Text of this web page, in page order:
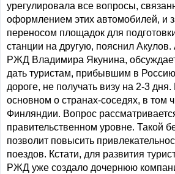
урегулировала все вопросы,
оформлением этих автомобилей, и
переносом площадок для
станции на другую, пояснил
РЖД Владимира Якунина,
дать туристам, прибывшим в
дороге, не получать визу на 2-3 дня.
основном о странах-соседях, в том
Финляндии. Вопрос
правительственном уровне. Такой
позволит повысить
поездов. Кстати, для развития
РЖД уже создало дочернюю